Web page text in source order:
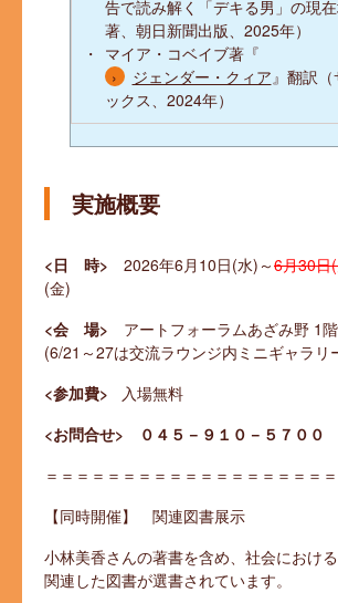
告で読み解く「デキる男」の現
著、朝日新聞出版、2025年）
マイア・コベイブ著『
ジェンダー・クィア 』翻訳
ックス、2024年）
実施概要
<日 時> 2026年6月10日(水)～6月30日
(金)
<会 場> アートフォーラムあざみ野 1
(6/21～27は交流ラウンジ内ミニギャラリ
<参加費>
入場無料
<お問合せ> ０４５－９１０－５７００
＝＝＝＝＝＝＝＝＝＝＝＝＝＝＝＝＝＝＝
【同時開催】 関連図書展示
小林美香さんの著書を含め、社会におけ
関連した図書が選書されています。